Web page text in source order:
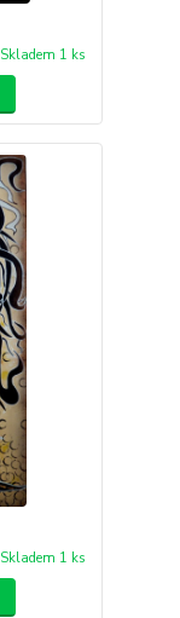
Skladem 1 ks
Skladem 1 ks